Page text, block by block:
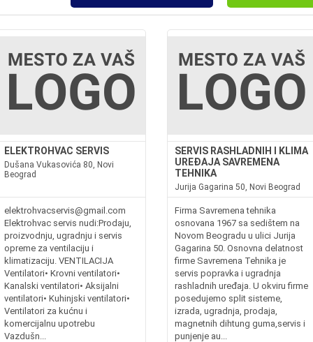
ELEKTROHVAC SERVIS
Dušana Vukasovića 80, Novi
Beograd
elektrohvacservis@gmail.com
Elektrohvac servis nudi:Prodaju,
proizvodnju, ugradnju i servis
opreme za ventilaciju i
klimatizaciju. VENTILACIJA
Ventilatori• Krovni ventilatori•
Kanalski ventilatori• Aksijalni
ventilatori• Kuhinjski ventilatori•
Ventilatori za kućnu i
komercijalnu upotrebu
Vazdušn...
SERVIS RASHLADNIH I KLIMA
UREĐAJA SAVREMENA
TEHNIKA
Jurija Gagarina 50, Novi Beograd
Firma Savremena tehnika
osnovana 1967 sa sedištem na
Novom Beogradu u ulici Jurija
Gagarina 50. Osnovna delatnost
firme Savremena Tehnika je
servis popravka i ugradnja
rashladnih uređaja. U okviru firme
posedujemo split sisteme,
izrada, ugradnja, prodaja,
magnetnih dihtung guma,servis i
punjenje au...